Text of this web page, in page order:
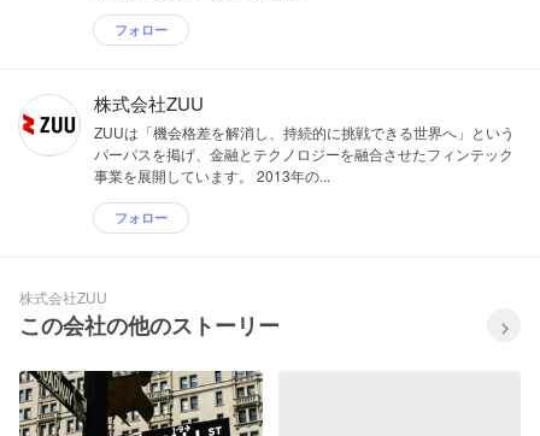
フォロー
株式会社ZUU
ZUUは「機会格差を解消し、持続的に挑戦できる世界へ」という
パーパスを掲げ、金融とテクノロジーを融合させたフィンテック
事業を展開しています。 2013年の...
フォロー
株式会社ZUU
この会社の他のストーリー